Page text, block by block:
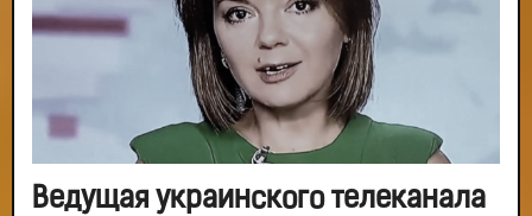
Ведущая украинского телеканала